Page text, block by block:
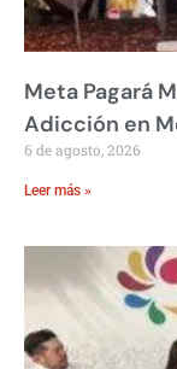
Meta Pagará
Adicción en
6 de agosto, 2026
Leer más »